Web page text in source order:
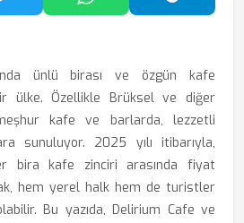
Paylaş Paylaş
WhatsApp'ta Paylaş
ünlü birası ve özgün kafe
ülke. Özellikle Brüksel ve diğer
kafe ve barlarda, lezzetli
sunuluyor. 2025 yılı itibarıyla,
bira kafe zinciri arasında fiyat
hem yerel halk hem de turistler
Bu yazıda, Delirium Cafe ve